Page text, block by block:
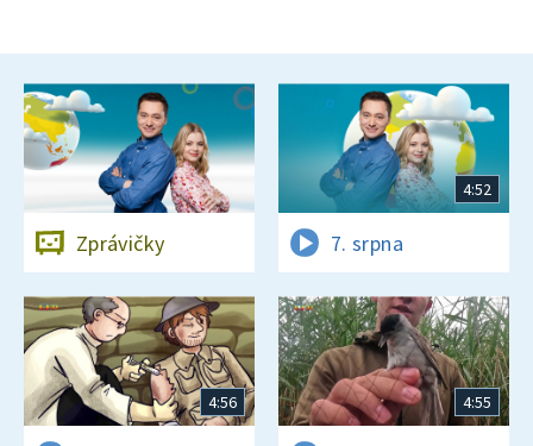
Zprávičky
4:52
7. srpna
4:56 4:55